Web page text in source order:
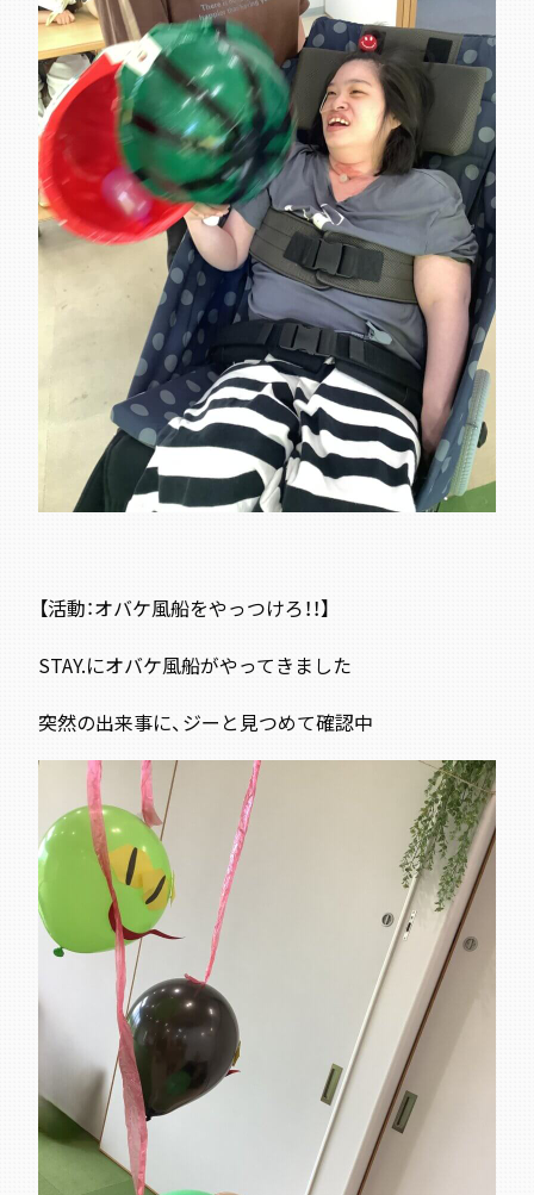
【活動：オバケ風船をやっつけろ！！】
STAY.にオバケ風船がやってきました
突然の出来事に、ジーと見つめて確認中